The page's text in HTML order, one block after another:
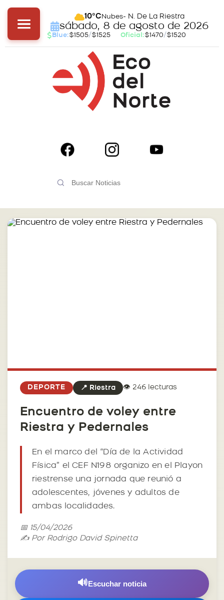
10°C Nubes- N. De La Riestra
sábado, 8 de agosto de 2026
Blue:$1505/$1525 Oficial:$1470/$1520
DEPORTE 📍 Riestra 👁️ 246 lecturas
Encuentro de voley entre
Riestra y Pedernales
En el marco del “Día de la Actividad
Física” el CEF N198 organizo en el Playon
riestrense una jornada que reunió a
adolescentes, jóvenes y adultos de
ambas localidades.
📅 15/04/2026
✍️ Por Rodrigo David Spinetta
🔊Escuchar noticia